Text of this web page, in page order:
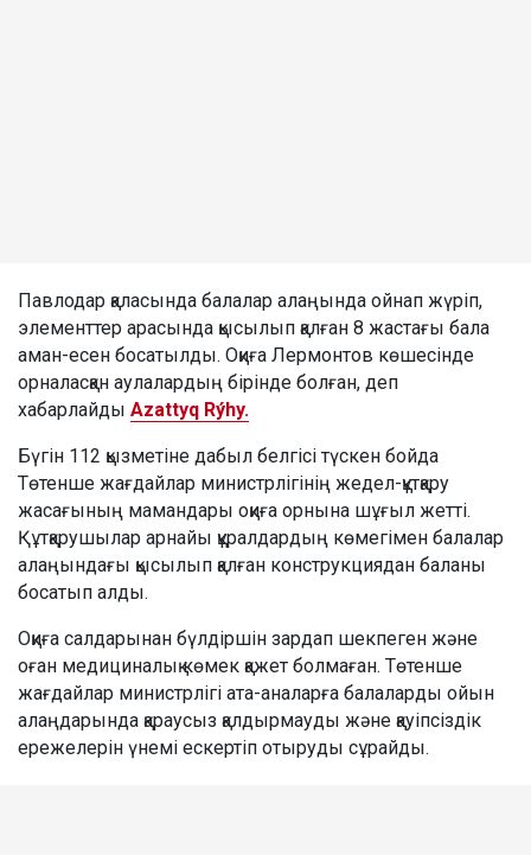
Павлодар қаласында балалар алаңында ойнап жүріп,
элементтер арасында қысылып қалған 8 жастағы бала
аман-есен босатылды. Оқиға Лермонтов көшесінде
орналасқан аулалардың бірінде болған, деп
хабарлайды Azattyq Rýhy.
Бүгін 112 қызметіне дабыл белгісі түскен бойда
Төтенше жағдайлар министрлігінің жедел-құтқару
жасағының мамандары оқиға орнына шұғыл жетті.
Құтқарушылар арнайы құралдардың көмегімен балалар
алаңындағы қысылып қалған конструкциядан баланы
босатып алды.
Оқиға салдарынан бүлдіршін зардап шекпеген және
оған медициналық көмек қажет болмаған. Төтенше
жағдайлар министрлігі ата-аналарға балаларды ойын
алаңдарында қараусыз қалдырмауды және қауіпсіздік
ережелерін үнемі ескертіп отыруды сұрайды.